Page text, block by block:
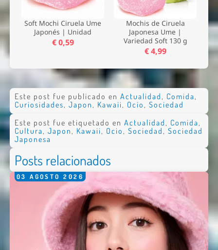
Soft Mochi Ciruela Ume
Japonés | Unidad
€ 0,59
Mochis de Ciruela
Japonesa Ume |
Variedad Soft 130 g
€ 4,99
Este post fue publicado en Actualidad, Comida,
Curiosidades, Japon, Kawaii, Ocio, Sociedad
Este post fue etiquetado en Actualidad , Comida ,
Cultura , Japon , Kawaii, Ocio , Sociedad , Sociedad
Japonesa
Posts relacionados
03 AGOSTO 2026